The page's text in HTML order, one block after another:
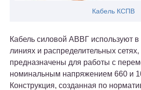
Кабель КСПВ
Кабель силовой АВВГ используют
линиях и распределительных
предназначены для работы с
номинальным напряжением 660 и
Конструкция, созданная по